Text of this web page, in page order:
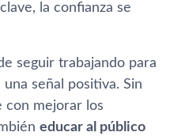
la confianza se
seguir trabajando para
señal positiva. Sin
con mejorar los
educar al público